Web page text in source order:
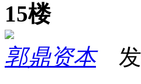
15楼
郭鼎资本发